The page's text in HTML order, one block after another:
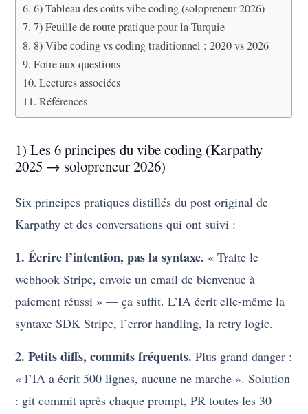
6) Tableau des coûts vibe coding (solopreneur 2026)
7) Feuille de route pratique pour la Turquie
8) Vibe coding vs coding traditionnel : 2020 vs 2026
Foire aux questions
Lectures associées
Références
1) Les 6 principes du vibe coding (Karpathy
2025 → solopreneur 2026)
Six principes pratiques distillés du post original de
Karpathy et des conversations qui ont suivi :
1. Écrire l’intention, pas la syntaxe. « Traite le
webhook Stripe, envoie un email de bienvenue à
paiement réussi » — ça suffit. L’IA écrit elle-même la
syntaxe SDK Stripe, l’error handling, la retry logic.
2. Petits diffs, commits fréquents. Plus grand danger :
« l’IA a écrit 500 lignes, aucune ne marche ». Solution
: git commit après chaque prompt, PR toutes les 30